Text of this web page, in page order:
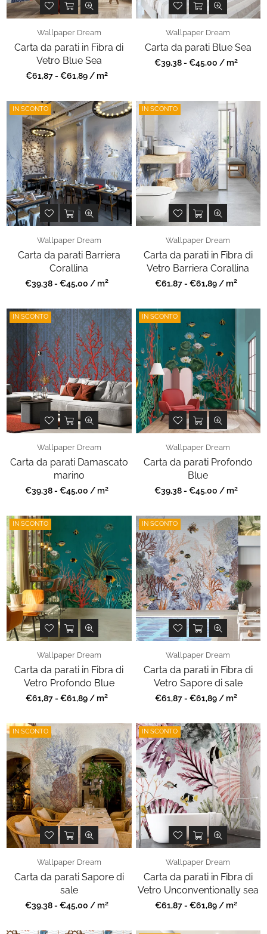
Wallpaper Dream
Carta da parati in Fibra di
Vetro Blue Sea
Prezzo
€61,87 - €61,89 / m2
Wallpaper Dream
Carta da parati Blue Sea
Prezzo
€39,38 - €45,00 / m2
IN SCONTO
Wallpaper Dream
Carta da parati Barriera
Corallina
Prezzo
€39,38 - €45,00 / m2
IN SCONTO
Wallpaper Dream
Carta da parati in Fibra di
Vetro Barriera Corallina
Prezzo
€61,87 - €61,89 / m2
IN SCONTO
Wallpaper Dream
Carta da parati Damascato
marino
Prezzo
€39,38 - €45,00 / m2
IN SCONTO
Wallpaper Dream
Carta da parati Profondo
Blue
Prezzo
€39,38 - €45,00 / m2
IN SCONTO
Wallpaper Dream
Carta da parati in Fibra di
Vetro Profondo Blue
Prezzo
€61,87 - €61,89 / m2
IN SCONTO
Wallpaper Dream
Carta da parati in Fibra di
Vetro Sapore di sale
Prezzo
€61,87 - €61,89 / m2
IN SCONTO
Wallpaper Dream
Carta da parati Sapore di
sale
Prezzo
€39,38 - €45,00 / m2
IN SCONTO
Wallpaper Dream
Carta da parati in Fibra di
Vetro Unconventionally sea
Prezzo
€61,87 - €61,89 / m2